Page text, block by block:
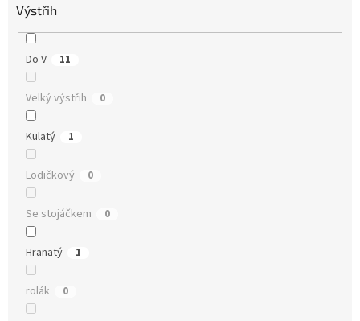
Výstřih
Do V 11
Velký výstřih 0
Kulatý 1
Lodičkový 0
Se stojáčkem 0
Hranatý 1
rolák 0